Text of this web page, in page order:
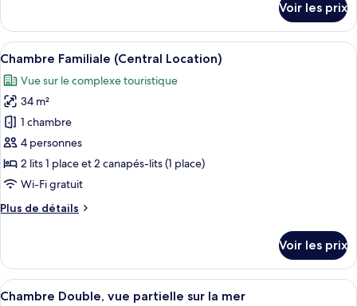
le
type
de
Chambre
Double
Supérieure
Voir les prix
Afficher
toutes
les
photos
pour
ce
type
de
chambre :
Chambre
Location)
Une chambre d’hôtel avec deux
9
Chambre Familiale (Central Location)
Vue sur le complexe touristique
34 m²
1 chambre
4 personnes
2 lits 1 place et 2 canapés-lits (1 place)
Wi-Fi gratuit
Plus de détails
Plus
le
type
de
Voir les prix
Afficher
Un balcon avec une balustrade
6
Chambre Double, vue partielle sur la mer